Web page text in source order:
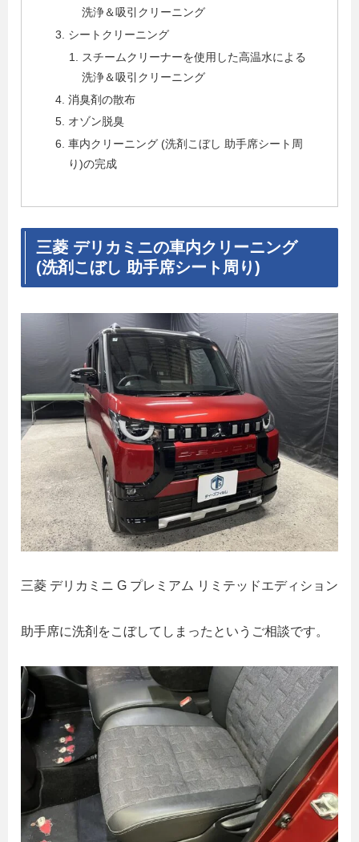
洗浄＆吸引クリーニング
シートクリーニング
スチームクリーナーを使用した高温水による
洗浄＆吸引クリーニング
消臭剤の散布
オゾン脱臭
車内クリーニング (洗剤こぼし 助手席シート周
り)の完成
三菱 デリカミニの車内クリーニング
(洗剤こぼし 助手席シート周り)
三菱 デリカミニ G プレミアム リミテッドエディション
助手席に洗剤をこぼしてしまったというご相談です。